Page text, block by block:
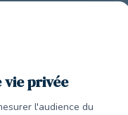
privée
l'audience du